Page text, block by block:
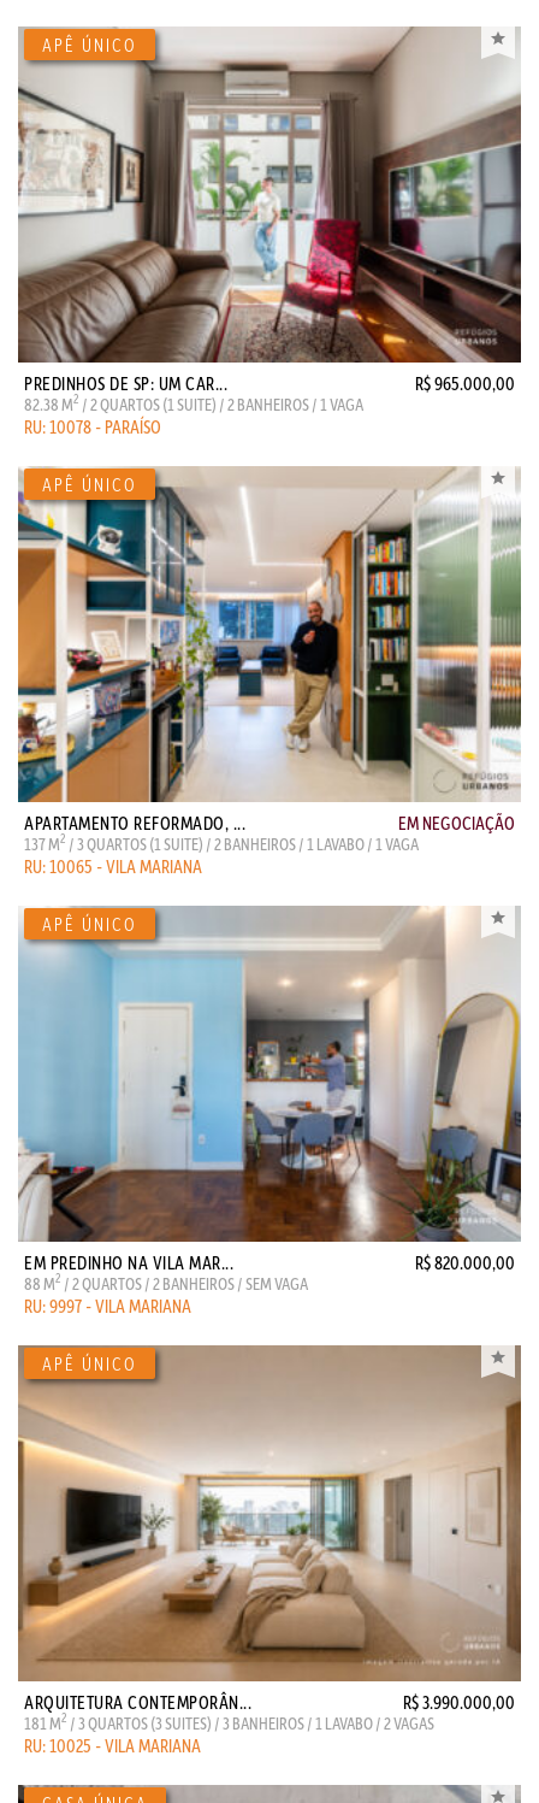
PREDINHOS DE SP: UM CAR... R$ 965.000,00
82.38 M2 / 2 QUARTOS (1 SUITE) / 2 BANHEIROS / 1 VAGA
RU: 10078 - PARAÍSO
APARTAMENTO REFORMADO, ... EM NEGOCIAÇÃO
137 M2 / 3 QUARTOS (1 SUITE) / 2 BANHEIROS / 1 LAVABO / 1 VAGA
RU: 10065 - VILA MARIANA
EM PREDINHO NA VILA MAR... R$ 820.000,00
88 M2 / 2 QUARTOS / 2 BANHEIROS / SEM VAGA
RU: 9997 - VILA MARIANA
ARQUITETURA CONTEMPORÂN... R$ 3.990.000,00
181 M2 / 3 QUARTOS (3 SUITES) / 3 BANHEIROS / 1 LAVABO / 2 VAGAS
RU: 10025 - VILA MARIANA